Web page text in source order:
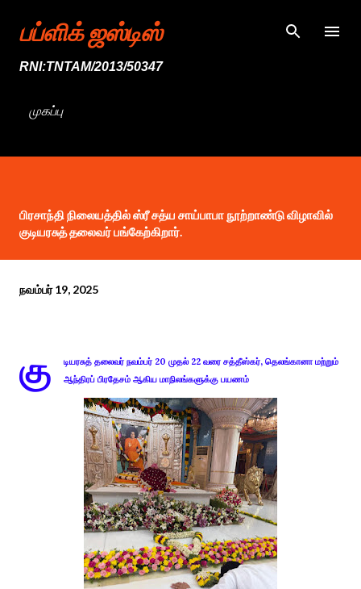
முதன்மை உள்ளடக்கத்திற்குச் செல்
பப்ளிக் ஜஸ்டிஸ்
RNI:TNTAM/2013/50347
முகப்பு
பிரசாந்தி நிலையத்தில் ஸ்ரீ சத்ய சாய்பாபா நூற்றாண்டு விழாவில்
குடியரசுத் தலைவர் பங்கேற்கிறார்.
நவம்பர் 19, 2025
கு
டியரசுத் தலைவர் நவம்பர் 20 முதல் 22 வரை சத்தீஸ்கர், தெலங்கானா மற்றும்
ஆந்திரப் பிரதேசம் ஆகிய மாநிலங்களுக்கு பயணம்